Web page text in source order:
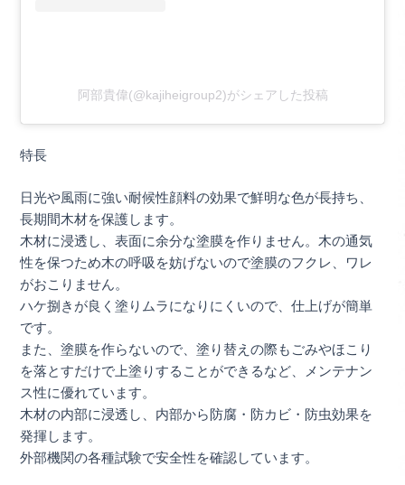
阿部貴偉(@kajiheigroup2)がシェアした投稿
特長
日光や風雨に強い耐候性顔料の効果で鮮明な色が長持ち、
長期間木材を保護します。
木材に浸透し、表面に余分な塗膜を作りません。木の通気
性を保つため木の呼吸を妨げないので塗膜のフクレ、ワレ
がおこりません。
ハケ捌きが良く塗りムラになりにくいので、仕上げが簡単
です。
また、塗膜を作らないので、塗り替えの際もごみやほこり
を落とすだけで上塗りすることができるなど、メンテナン
ス性に優れています。
木材の内部に浸透し、内部から防腐・防カビ・防虫効果を
発揮します。
外部機関の各種試験で安全性を確認しています。